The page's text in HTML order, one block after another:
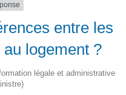
entre les
logement ?
légale et administrative